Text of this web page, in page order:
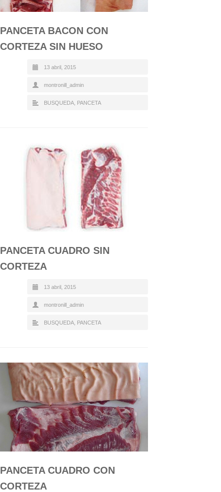
PANCETA BACON CON
CORTEZA SIN HUESO
13 abril, 2015
montronill_admin
BUSQUEDA PANCETA
PANCETA CUADRO SIN
CORTEZA
13 abril, 2015
montronill_admin
BUSQUEDA PANCETA
PANCETA CUADRO CON
CORTEZA